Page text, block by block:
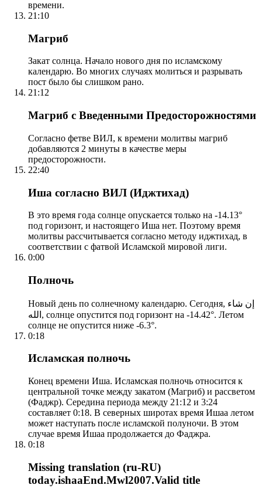
времени.
21:10
Магриб
Закат солнца. Начало нового дня по исламскому
календарю. Во многих случаях молиться и разрывать
пост было бы слишком рано.
21:12
Магриб с Введенными Предосторожностями
Согласно фетве ВИЛ, к времени молитвы магриб
добавляются 2 минуты в качестве меры
предосторожности.
22:40
Иша согласно ВИЛ (Иджтихад)
В это время года солнце опускается только на -14.13°
под горизонт, и настоящего Иша нет. Поэтому время
молитвы рассчитывается согласно методу иджтихад, в
соответствии с фатвой Исламской мировой лиги.
0:00
Полночь
Новый день по солнечному календарю. Сегодня, إن شاء
الله, солнце опустится под горизонт на -14.42°. Летом
солнце не опустится ниже -6.3°.
0:18
Исламская полночь
Конец времени Иша. Исламская полночь относится к
центральной точке между закатом (Магриб) и рассветом
(Фаджр). Середина периода между 21:12 и 3:24
составляет 0:18. В северных широтах время Ишаа летом
может наступать после исламской полуночи. В этом
случае время Ишаа продолжается до Фаджра.
0:18
Missing translation (ru-RU)
today.ishaaEnd.Mwl2007.Valid title